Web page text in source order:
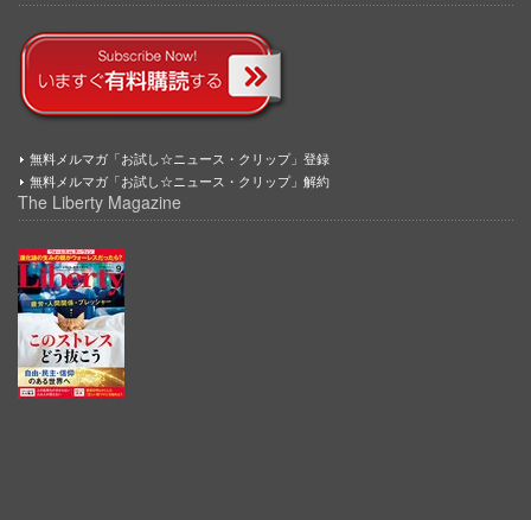
無料メルマガ「お試し☆ニュース・クリップ」登録
無料メルマガ「お試し☆ニュース・クリップ」解約
The Liberty Magazine